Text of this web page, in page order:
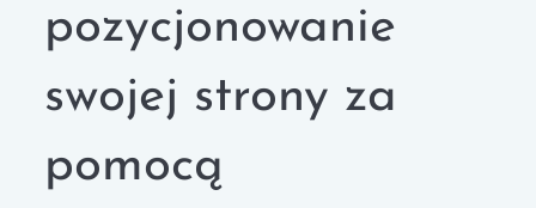
pozycjonowanie
swojej strony za
pomocą